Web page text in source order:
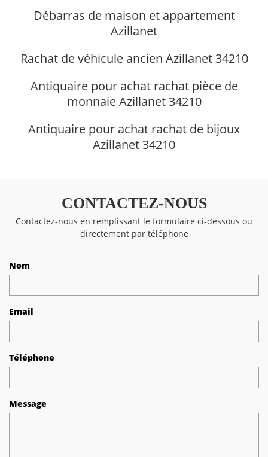
Débarras de maison et appartement
Azillanet
Rachat de véhicule ancien Azillanet 34210
Antiquaire pour achat rachat pièce de
monnaie Azillanet 34210
Antiquaire pour achat rachat de bijoux
Azillanet 34210
CONTACTEZ-NOUS
Contactez-nous en remplissant le formulaire ci-dessous ou
directement par téléphone
Nom
Email
Téléphone
Message